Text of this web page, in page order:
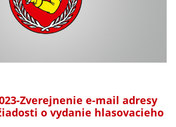
Zverejnenie e-mail adresy
o vydanie hlasovacieho